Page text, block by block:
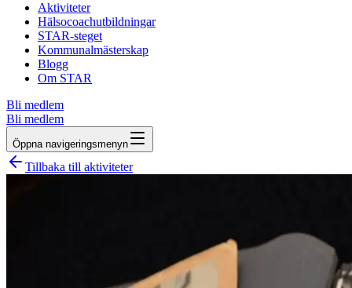
Aktiviteter
Hälsocoachutbildningar
STAR-steget
Kommunalmästerskap
Blogg
Om STAR
Bli medlem
Bli medlem
Öppna navigeringsmenyn
Tillbaka till aktiviteter